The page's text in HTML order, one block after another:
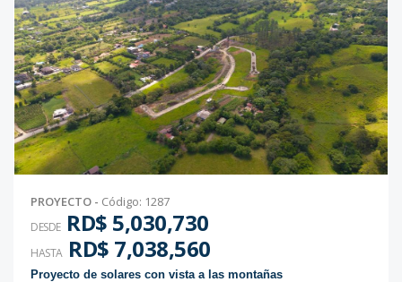
PROYECTO - Código: 1287
DESDE RD$ 5,030,730
HASTA RD$ 7,038,560
Proyecto de solares con vista a las montañas